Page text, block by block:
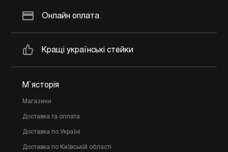
Онлайн оплата
Кращі українські стейки
М`ясторія
Магазини
Доставка та оплата
Доставка по Україні
Доставка по Київській області